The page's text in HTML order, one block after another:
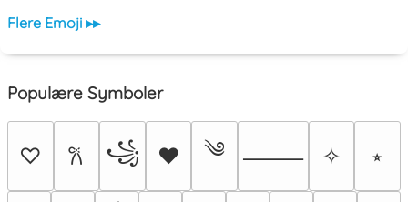
Flere Emoji ▸▸
Populære Symboler
♡ 𐙚 ꧁ ♥ ༄ ⸻ ✧ ⭒